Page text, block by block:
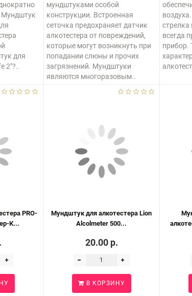
Мундштук
для
2"?..
мундштуками особой
конструкции. Встроенная
сеточка предохраняет датчик
алкотестера от повреждений,
которые могут возникнуть при
попадании слюны и прочих
загрязнений. Мундштуки
являются многоразовым..
стрелка
всегда
прибор.
PRO-
К...
Мундштук для алкотестера Lion
Alcolmeter 500...
20.00 р.
В КОРЗИНУ